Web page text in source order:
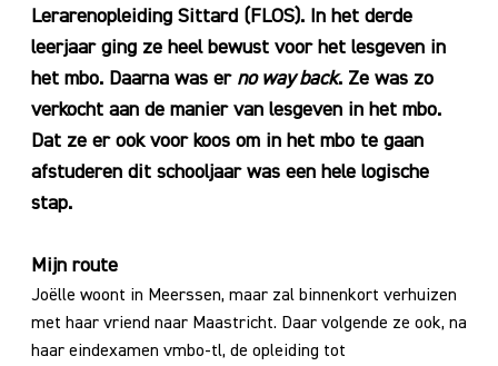
Lerarenopleiding Sittard (FLOS). In het derde
leerjaar ging ze heel bewust voor het lesgeven in
het mbo. Daarna was er no way back. Ze was zo
verkocht aan de manier van lesgeven in het mbo.
Dat ze er ook voor koos om in het mbo te gaan
afstuderen dit schooljaar was een hele logische
stap.
Mijn route
Joëlle woont in Meerssen, maar zal binnenkort verhuizen
met haar vriend naar Maastricht. Daar volgende ze ook, na
haar eindexamen vmbo-tl, de opleiding tot